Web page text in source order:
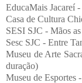
EducaMais Jacareí
Casa de Cultura
SESI SJC - Mãos
Sesc SJC - Entre
Museu de Arte
duração)
Museu de Esportes